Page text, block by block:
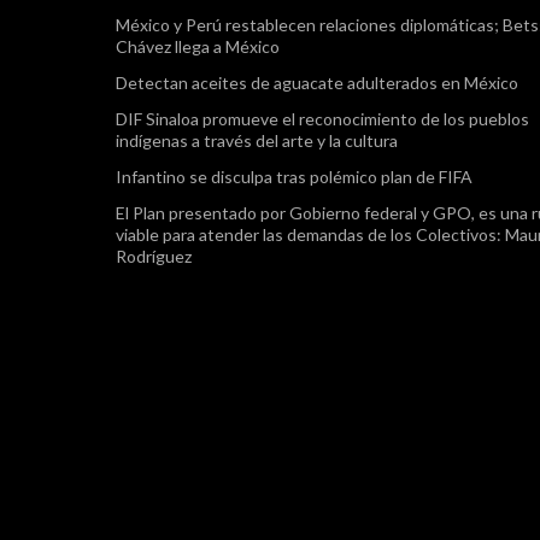
México y Perú restablecen relaciones diplomáticas;
Chávez llega a México
Detectan aceites de aguacate adulterados en México
DIF Sinaloa promueve el reconocimiento de los pueblos
indígenas a través del arte y la cultura
Infantino se disculpa tras polémico plan de FIFA
El Plan presentado por Gobierno federal y GPO, es una
viable para atender las demandas de los Colectivos:
Rodríguez